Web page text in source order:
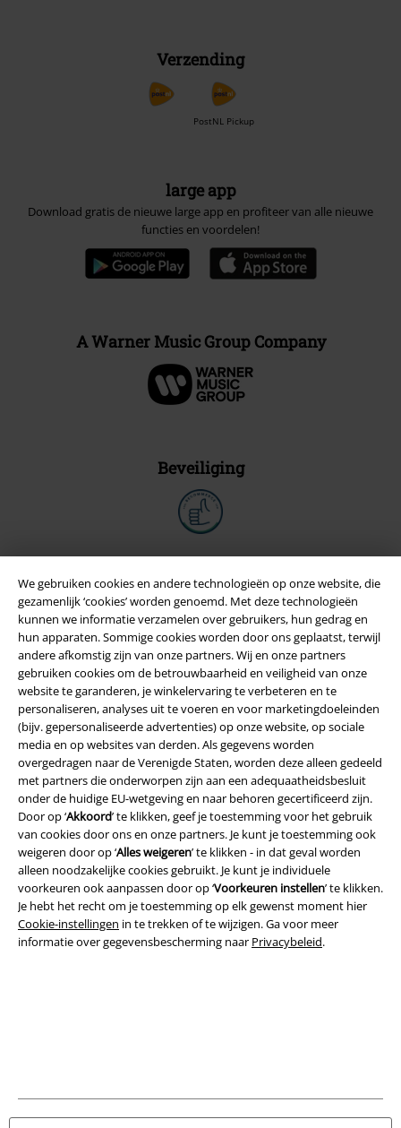
We gebruiken cookies en andere technologieën op onze website, die
gezamenlijk ‘cookies’ worden genoemd. Met deze technologieën
kunnen we informatie verzamelen over gebruikers, hun gedrag en
hun apparaten. Sommige cookies worden door ons geplaatst, terwijl
andere afkomstig zijn van onze partners. Wij en onze partners
gebruiken cookies om de betrouwbaarheid en veiligheid van onze
website te garanderen, je winkelervaring te verbeteren en te
personaliseren, analyses uit te voeren en voor marketingdoeleinden
(bijv. gepersonaliseerde advertenties) op onze website, op sociale
media en op websites van derden. Als gegevens worden
overgedragen naar de Verenigde Staten, worden deze alleen gedeeld
met partners die onderworpen zijn aan een adequaatheidsbesluit
onder de huidige EU-wetgeving en naar behoren gecertificeerd zijn.
Door op ‘Akkoord’ te klikken, geef je toestemming voor het gebruik
van cookies door ons en onze partners. Je kunt je toestemming ook
weigeren door op ‘Alles weigeren’ te klikken - in dat geval worden
alleen noodzakelijke cookies gebruikt. Je kunt je individuele
voorkeuren ook aanpassen door op ‘Voorkeuren instellen’ te klikken.
Je hebt het recht om je toestemming op elk gewenst moment hier
Cookie-instellingen in te trekken of te wijzigen. Ga voor meer
informatie over gegevensbescherming naar Privacybeleid.
Verzending
PostNL Pickup
large app
Download gratis de nieuwe large app en profiteer van alle nieuwe
functies en voordelen!
A Warner Music Group Company
Beveiliging
Legal
Algemene Voorwaarden
Bedrijfsgegevens
Privacyverklaring
Verklaring van conformiteit
Informatie over toegankelijkheid